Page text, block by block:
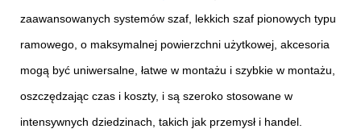
zaawansowanych systemów szaf, lekkich szaf pionowych typu
ramowego, o maksymalnej powierzchni użytkowej, akcesoria
mogą być uniwersalne, łatwe w montażu i szybkie w montażu,
oszczędzając czas i koszty, i są szeroko stosowane w
intensywnych dziedzinach, takich jak przemysł i handel.